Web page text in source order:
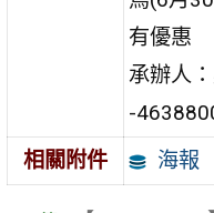
有優惠
承辦人
-
相關附件
海報